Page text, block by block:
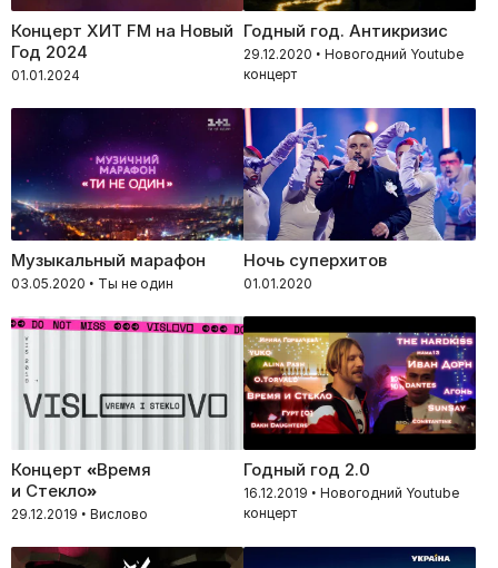
Концерт ХИТ FM на Новый
Год 2024
01.01.2024
Годный год. Антикризис
29.12.2020 • Новогодний Youtube
концерт
Музыкальный марафон
03.05.2020 • Ты не один
Ночь суперхитов
01.01.2020
Концерт «Время
и Стекло»
29.12.2019 • Вислово
Годный год 2.0
16.12.2019 • Новогодний Youtube
концерт